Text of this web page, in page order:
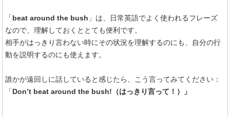
「beat around the bush 」は、日常英語でよく使われるフレーズ
なので、理解しておくととても便利です。
相手がはっきり言わない時にその状況を理解するのにも、自分の行
動を説明するのにも使えます。
誰かが遠回しに話していると感じたら、こう言ってみてください：
「Don’t beat around the bush!（はっきり言って！）」